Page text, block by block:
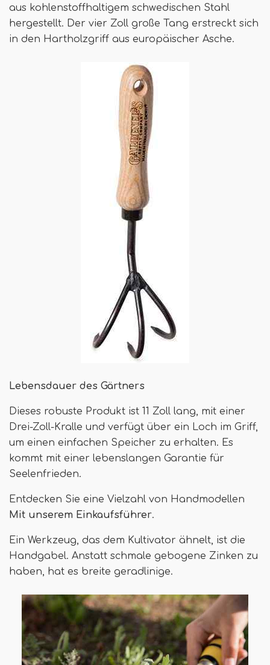
aus kohlenstoffhaltigem schwedischen Stahl
hergestellt. Der vier Zoll große Tang erstreckt sich
in den Hartholzgriff aus europäischer Asche.
Lebensdauer des Gärtners
Dieses robuste Produkt ist 11 Zoll lang, mit einer
Drei-Zoll-Kralle und verfügt über ein Loch im Griff,
um einen einfachen Speicher zu erhalten. Es
kommt mit einer lebenslangen Garantie für
Seelenfrieden.
Entdecken Sie eine Vielzahl von Handmodellen
Mit unserem Einkaufsführer.
Ein Werkzeug, das dem Kultivator ähnelt, ist die
Handgabel. Anstatt schmale gebogene Zinken zu
haben, hat es breite geradlinige.